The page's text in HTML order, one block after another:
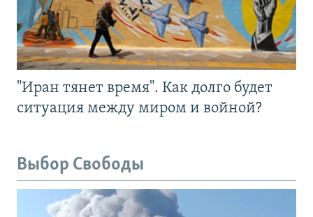
"Иран тянет время". Как долго будет
ситуация между миром и войной?
Выбор Свободы